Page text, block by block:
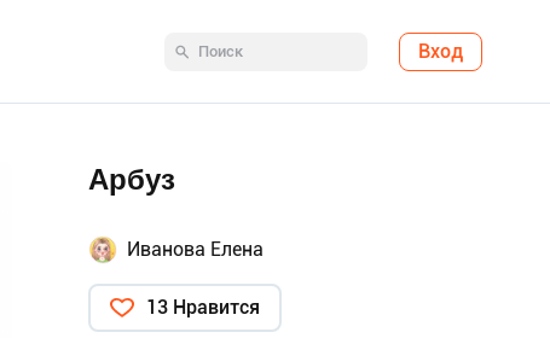
Вход
Арбуз
Иванова Елена
13 Нравится